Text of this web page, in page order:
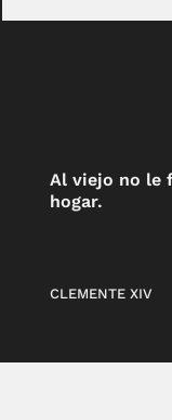
Al viejo no le
hogar.
CLEMENTE XIV